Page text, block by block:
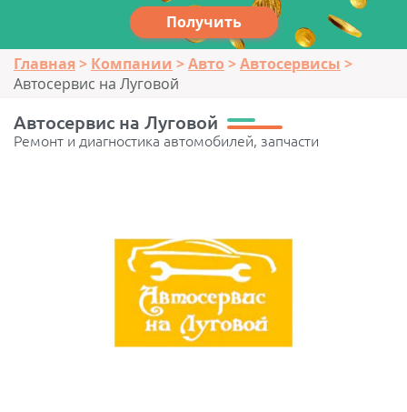
Получить
Главная Компании Авто
Автосервисы
Автосервис на Луговой
Автосервис на Луговой
Ремонт и диагностика автомобилей, запчасти